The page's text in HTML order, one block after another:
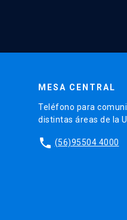
MESA CENTRAL
Teléfono para
distintas áreas de la
phone (56)95504 4000